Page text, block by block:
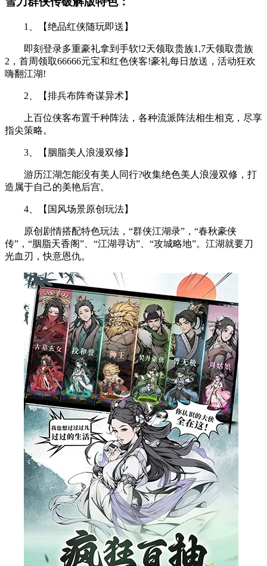
1、【绝品红侠随玩即送】
即刻登录多重豪礼拿到手软!2天领取贵族1,7天领取贵族
2，首周领取66666元宝和红色侠客!豪礼每日放送，活动狂欢
嗨翻江湖!
2、【排兵布阵奇谋异术】
上百位侠客布置千种阵法，各种流派阵法相生相克，尽享
指尖策略。
3、【胭脂美人浪漫双修】
游历江湖怎能没有美人同行?收集绝色美人浪漫双修，打
造属于自己的美艳后宫。
4、【国风场景原创玩法】
原创剧情搭配特色玩法，“群侠江湖录”，“春秋豪侠
传”，“胭脂天香阁”、“江湖寻访”、“攻城略地”。江湖就要刀
光血刃，快意恩仇。